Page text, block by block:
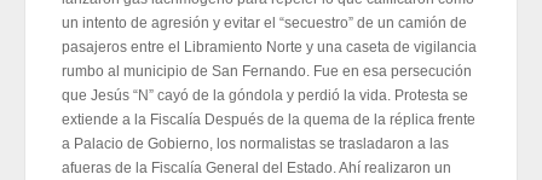
un intento de agresión y evitar el “secuestro” de un camión de
pasajeros entre el Libramiento Norte y una caseta de vigilancia
rumbo al municipio de San Fernando. Fue en esa persecución
que Jesús “N” cayó de la góndola y perdió la vida. Protesta se
extiende a la Fiscalía Después de la quema de la réplica frente
a Palacio de Gobierno, los normalistas se trasladaron a las
afueras de la Fiscalía General del Estado. Ahí realizaron un